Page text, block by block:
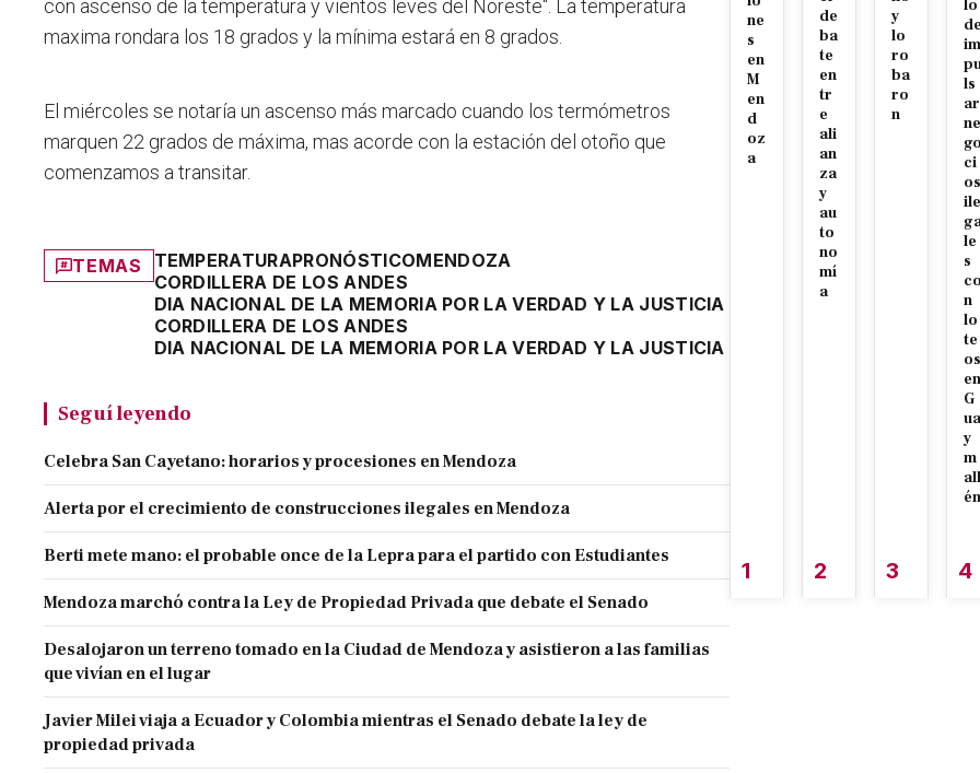
con ascenso de la temperatura y vientos leves del Noreste". La temperatura
maxima rondara los 18 grados y la mínima estará en 8 grados.
El miércoles se notaría un ascenso más marcado cuando los termómetros
marquen 22 grados de máxima, mas acorde con la estación del otoño que
comenzamos a transitar.
TEMAS TEMPERATURAPRONÓSTICOMENDOZA
CORDILLERA DE LOS ANDES
DIA NACIONAL DE LA MEMORIA POR LA VERDAD Y LA JUSTICIA
CORDILLERA DE LOS ANDES
DIA NACIONAL DE LA MEMORIA POR LA VERDAD Y LA JUSTICIA
Seguí leyendo
Celebra San Cayetano: horarios y procesiones en Mendoza
Alerta por el crecimiento de construcciones ilegales en Mendoza
Berti mete mano: el probable once de la Lepra para el partido con Estudiantes
Mendoza marchó contra la Ley de Propiedad Privada que debate el Senado
Desalojaron un terreno tomado en la Ciudad de Mendoza y asistieron a las familias
que vivían en el lugar
Javier Milei viaja a Ecuador y Colombia mientras el Senado debate la ley de
propiedad privada
ne
s
en
M
en
d
oz
a
1
de
ba
te
en
tr
e
ali
an
za
y
au
to
no
mí
a
2
y
lo
ro
ba
ro
n
3
lo
de
im
ls
ar
ne
go
ci
os
ile
le
s
co
n
lo
te
os
en
G
ua
y
m
all
én
4